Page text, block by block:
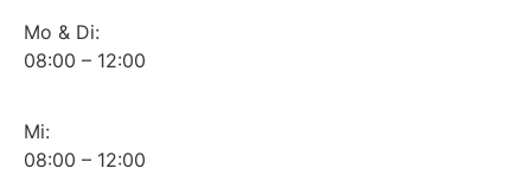
Mo & Di:
08:00 – 12:00
Mi:
08:00 – 12:00